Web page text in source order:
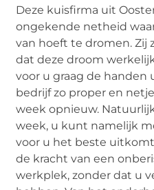
Deze kuisfirma uit
ongekende netheid
van hoeft te dromen. Zij
dat deze droom
voor u graag de
bedrijf zo proper en
week opnieuw.
week, u kunt namelijk
voor u het beste
de kracht van een
werkplek, zonder dat u